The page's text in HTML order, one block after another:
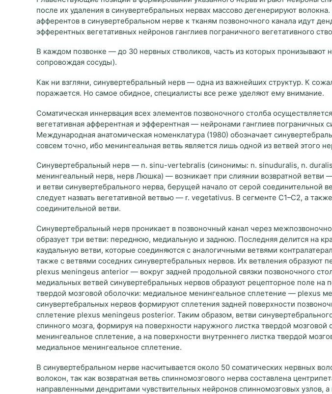
после их удаления в синувертебральных нервах массово дегенерируют
афферентов в синувертебральном нерве к тканям позвоночного канала идут
эфферентных вегетативных нейронов ганглиев пограничного вегетативного
В каждом позвонке — до 30 нервных стволиков, часть из которых пронизывают
сопровождая сосуды).
Как ни взгляни, синувертебральный нерв — одна из важнейших структур. К
поражается. Но самое обидное, специалисты все реже уделяют ему внимание.
Соматическая иннервация всех элементов позвоночного столба
вегетативная афферентная и эфферентная — нейронами ганглиев пограничных
Международная анатомическая номенклатура (1980) обозначает
совсем точно, ибо менингеальная ветвь является лишь одной из ветвей этого
Синувертебральный нерв — n. sinu-vertebralis (синонимы: n. sinuduralis, n.
менингеальный нерв, нерв Люшка) — возникает при слиянии возвратной ветви
и ветви синувертебрального нерва, берущей начало от серой соединительной
следует назвать вегетативной ветвью — r. vegetativus. В сегменте C1–C2, а
соединительной ветви.
Синувертебральный нерв проникает в позвоночный канал через
образует три ветви: переднюю, медиальную и заднюю. Последняя делится на
каудальную ветви, которые соединяются с аналогичными ветвями
также с ветвями соседних синувертебральных нервов. Их ветвления образуют
plexus мeningeus anterior — вокруг задней продольной связки позвоночного
медиальных ветвей синувертебральных нервов образуют рецепторное поле на
твердой мозговой оболочки: медиальное менингеальное сплетение — plexus
синувертебральных нервов формируют сплетения задней поверхности
сплетение plexus мeningeus posterior. Таким образом, ветви
спинного мозга, формируя на поверхности наружного листка твердой мозговой
менингеальное сплетение, а на поверхности внутреннего листка твердой
медиальное менингеальное сплетение.
В синувертебральном нерве насчитывается около 50 соматических нервных
волокон, так как возвратная ветвь спинномозгового нерва составлена
направленными дендритами чувствительных нейронов спинномозговых узлов,